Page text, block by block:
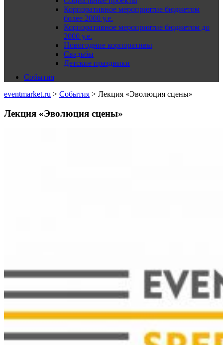
Корпоративное мероприятие бюджетом
более 2000 у.е.
Корпоративное мероприятие бюджетом до
2000 у.е.
Новогодние корпоративы
Свадьбы
Детские праздники
События
eventmarket.ru > События > Лекция «Эволюция сцены»
Лекция «Эволюция сцены»